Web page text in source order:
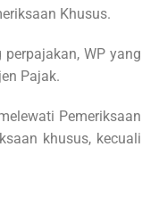
Khusus.
WP yang
Pajak.
Pemeriksaan
khusus, kecuali